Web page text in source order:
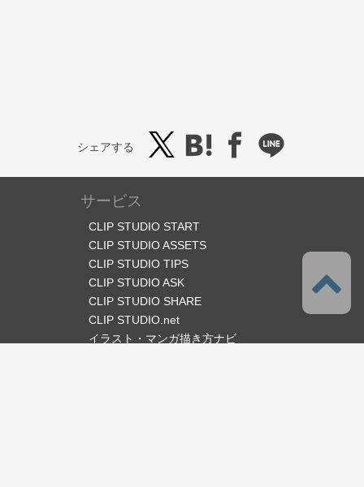
シェアする
サービス
CLIP STUDIO START
CLIP STUDIO ASSETS
CLIP STUDIO TIPS
CLIP STUDIO ASK
CLIP STUDIO SHARE
CLIP STUDIO.net
イラスト・マンガ描き方ナビ